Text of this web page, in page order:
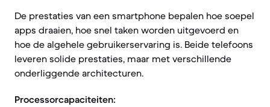
De prestaties van een smartphone bepalen hoe soepel
apps draaien, hoe snel taken worden uitgevoerd en
hoe de algehele gebruikerservaring is. Beide telefoons
leveren solide prestaties, maar met verschillende
onderliggende architecturen.
Processorcapaciteiten: